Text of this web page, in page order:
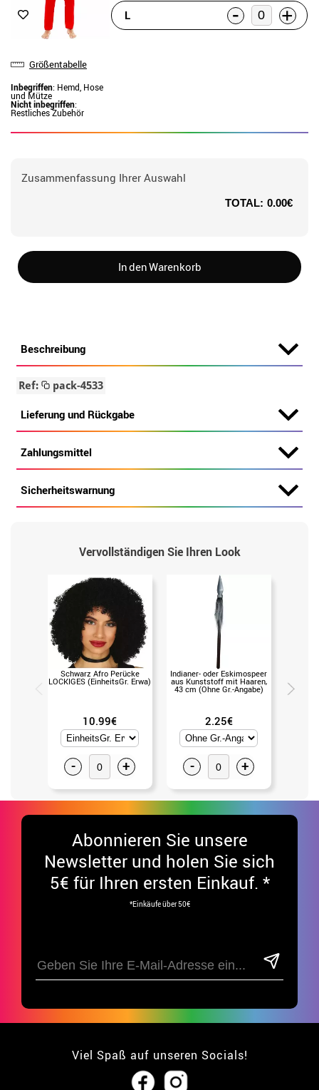
Größentabelle
Inbegriffen: Hemd, Hose
und Mütze
Nicht inbegriffen:
Restliches Zubehör
L - +
Zusammenfassung Ihrer Auswahl
TOTAL: 0.00€
In den Warenkorb
Beschreibung
Ref: pack-4533
Lieferung und Rückgabe
Zahlungsmittel
Sicherheitswarnung
Vervollständigen Sie Ihren Look
Schwarz Afro Perücke
LOCKIGES (EinheitsGr. Erwa)
10.99€
- +
Indianer- oder Eskimospeer
aus Kunststoff mit Haaren,
43 cm (Ohne Gr.-Angabe)
2.25€
- +
Abonnieren Sie unsere
Newsletter und holen Sie sich
5€ für Ihren ersten Einkauf. *
*Einkäufe über 50€
Viel Spaß auf unseren Socials!